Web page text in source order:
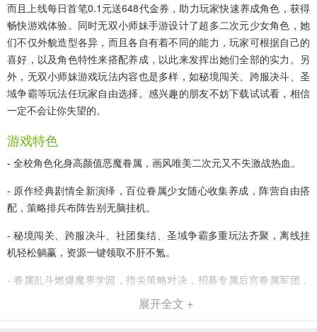
而且上线每日首笔0.1元送648代金券，助力玩家快速养成角色，获得
畅快游戏体验。同时无双小师妹手游设计了超多二次元少女角色，她
们不仅外貌造型各异，而且各自有着不同的能力，玩家可根据自己的
喜好，以及角色特性来搭配养成，以此来发挥出她们全部的实力。另
外，无双小师妹游戏玩法内容也是多样，如秘境闯关、跨服决斗、圣
域争霸等玩法任玩家自由选择。感兴趣的朋友不妨下载试试看，相信
一定不会让你失望的。
游戏特色
- 全校角色化身高颜值恶魔眷属，画风唯美二次元又不失激战热血。
- 原作经典剧情全新演绎，百位眷属少女随心收集养成，阵营自由搭
配，策略排兵布阵告别无脑挂机。
- 秘境闯关、跨服决斗、社团集结、圣域争霸多重玩法齐聚，离线挂
机轻松躺赢，资源一键领取不肝不氪。
- 眷属乱斗燃爆魔界学园，指尖策略对决，招募专属后宫眷属军团，
争霸圣域，开启属于你的恶魔高校称霸之旅！
展开全文 +